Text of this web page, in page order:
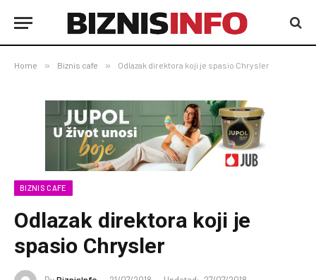
Home » Biznis cafe » Odlazak direktora koji je spasio Chrysler
BIZNIS CAFE
Odlazak direktora koji je
spasio Chrysler